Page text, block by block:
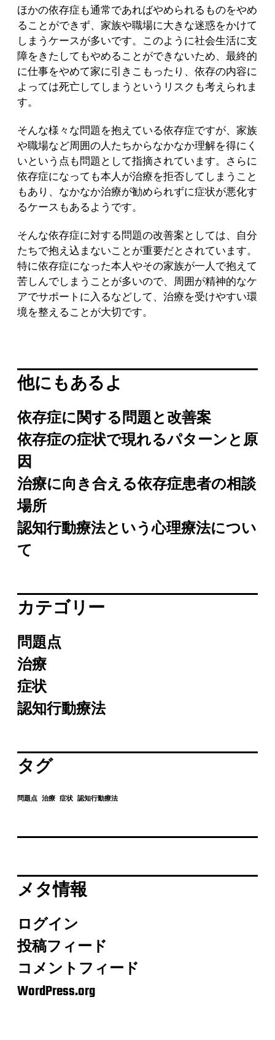
ほかの依存症も通常であればやめられるものをやめ
ることができず、家族や職場に大きな迷惑をかけて
しまうケースが多いです。このように社会生活に支
障をきたしてもやめることができないため、最終的
に仕事をやめて家に引きこもったり、依存の内容に
よっては死亡してしまうというリスクも考えられま
す。
そんな様々な問題を抱えている依存症ですが、家族
や職場など周囲の人たちからなかなか理解を得にく
いという点も問題として指摘されています。さらに
依存症になっても本人が治療を拒否してしまうこと
もあり、なかなか治療が勧められずに症状が悪化す
るケースもあるようです。
そんな依存症に対する問題の改善案としては、自分
たちで抱え込まないことが重要だとされています。
特に依存症になった本人やその家族が一人で抱えて
苦しんでしまうことが多いので、周囲が精神的なケ
アでサポートに入るなどして、治療を受けやすい環
境を整えることが大切です。
他にもあるよ
依存症に関する問題と改善案
依存症の症状で現れるパターンと原
因
治療に向き合える依存症患者の相談
場所
認知行動療法という心理療法につい
て
カテゴリー
問題点
治療
症状
認知行動療法
タグ
問題点 治療 症状 認知行動療法
メタ情報
ログイン
投稿フィード
コメントフィード
WordPress.org